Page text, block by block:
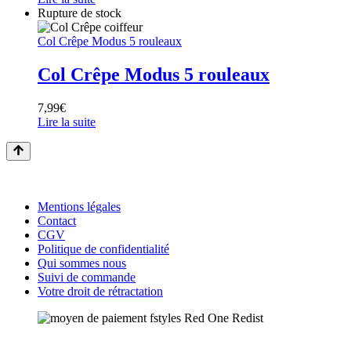
Rupture de stock
Col Crêpe Modus 5 rouleaux
Col Crêpe Modus 5 rouleaux
7,99€
Lire la suite
Mentions légales
Contact
CGV
Politique de confidentialité
Qui sommes nous
Suivi de commande
Votre droit de rétractation